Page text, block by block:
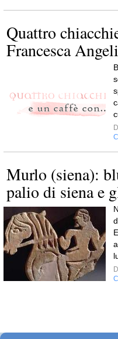
Quattro
Francesca
Murlo (siena):
palio di siena e